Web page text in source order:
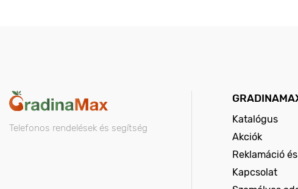
Telefonos rendelések és segítség
Katalógus
Akciók
Reklamáció
Kapcsolat